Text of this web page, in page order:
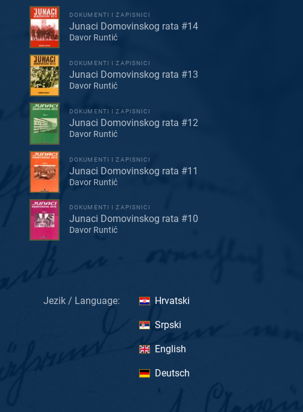
DOKUMENTI I ZAPISNICI
Junaci Domovinskog rata #14
Davor Runtić
DOKUMENTI I ZAPISNICI
Junaci Domovinskog rata #13
Davor Runtić
DOKUMENTI I ZAPISNICI
Junaci Domovinskog rata #12
Davor Runtić
DOKUMENTI I ZAPISNICI
Junaci Domovinskog rata #11
Davor Runtić
DOKUMENTI I ZAPISNICI
Junaci Domovinskog rata #10
Davor Runtić
Jezik / Language: Hrvatski
Srpski
English
Deutsch